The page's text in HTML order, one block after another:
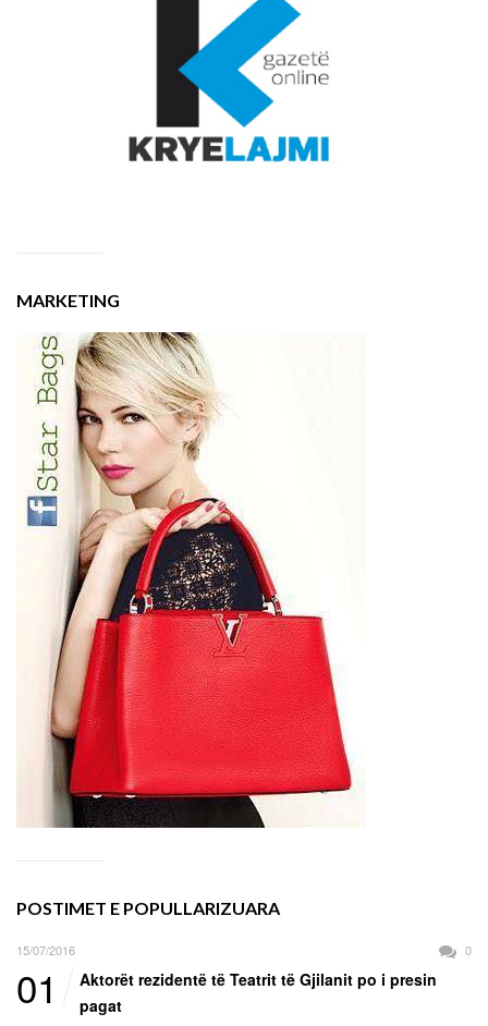
MARKETING
POSTIMET E POPULLARIZUARA
15/07/2016 0
01
Aktorët rezidentë të Teatrit të Gjilanit po i presin
pagat